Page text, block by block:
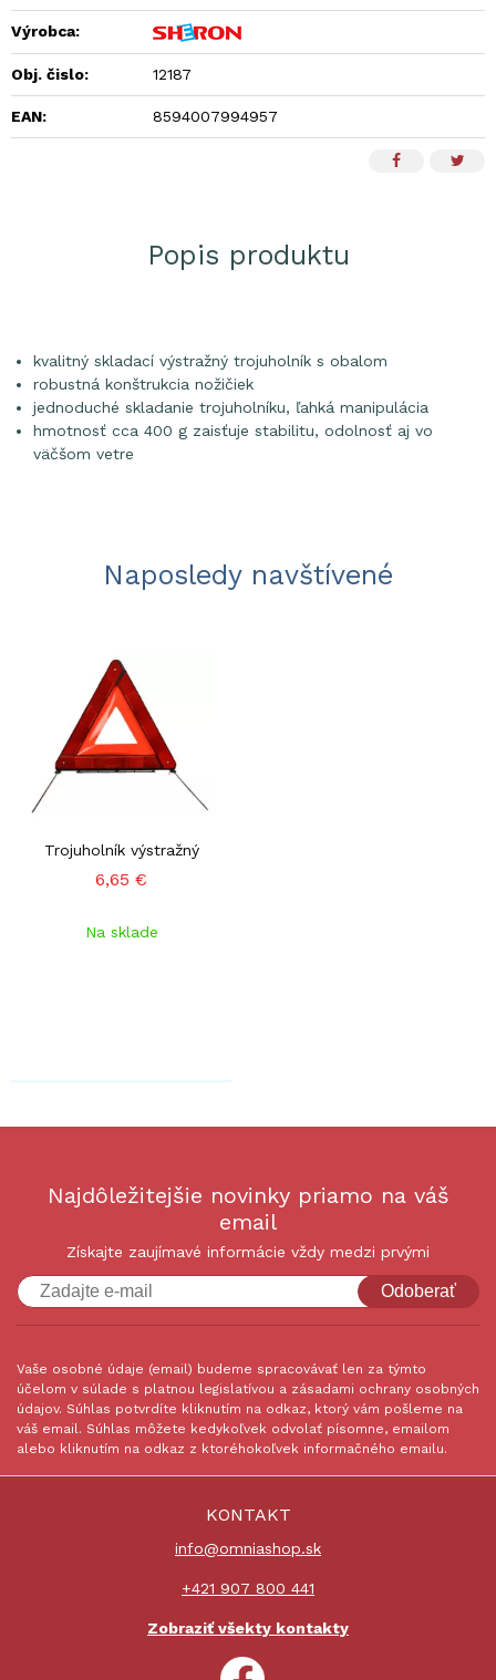
Výrobca:
Obj. čislo: 12187
EAN: 8594007994957
Popis produktu
kvalitný skladací výstražný trojuholník s obalom
robustná konštrukcia nožičiek
jednoduché skladanie trojuholníku, ľahká manipulácia
hmotnosť cca 400 g zaisťuje stabilitu, odolnosť aj vo
väčšom vetre
Naposledy navštívené
Trojuholník výstražný
6,65 €
Na sklade
Najdôležitejšie novinky priamo na váš
email
Získajte zaujímavé informácie vždy medzi prvými
Odoberať
Vaše osobné údaje (email) budeme spracovávať len za týmto
účelom v súlade s platnou legislatívou a zásadami ochrany osobných
údajov. Súhlas potvrdíte kliknutím na odkaz, ktorý vám pošleme na
váš email. Súhlas môžete kedykoľvek odvolať písomne, emailom
alebo kliknutím na odkaz z ktoréhokoľvek informačného emailu.
KONTAKT
info@omniashop.sk
+421 907 800 441
Zobraziť všekty kontakty